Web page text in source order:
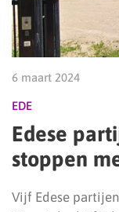
6 maart 2024
EDE
Edese
stoppen
Vijf Edese